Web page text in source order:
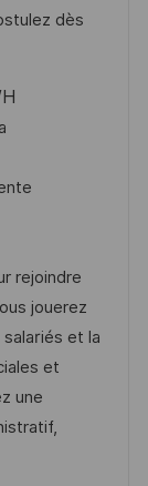
dès
rejoindre
jouerez
et la
et
une